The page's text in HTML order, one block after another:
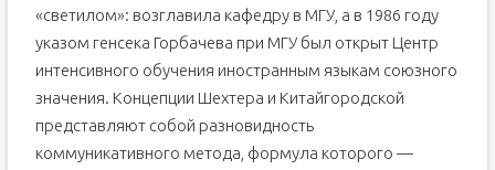
«светилом»: возглавила кафедру в МГУ, а в 1986 году
указом генсека Горбачева при МГУ был открыт Центр
интенсивного обучения иностранным языкам союзного
значения. Концепции Шехтера и Китайгородской
представляют собой разновидность
коммуникативного метода, формула которого —